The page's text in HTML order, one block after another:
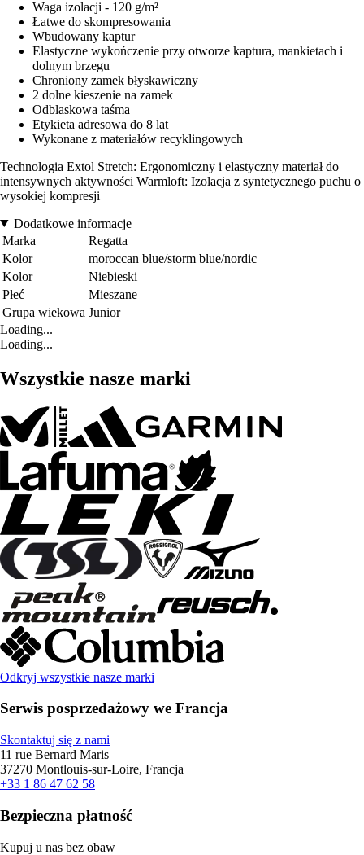
Waga izolacji - 120 g/m²
Łatwe do skompresowania
Wbudowany kaptur
Elastyczne wykończenie przy otworze kaptura, mankietach i
dolnym brzegu
Chroniony zamek błyskawiczny
2 dolne kieszenie na zamek
Odblaskowa taśma
Etykieta adresowa do 8 lat
Wykonane z materiałów recyklingowych
Technologia Extol Stretch: Ergonomiczny i elastyczny materiał do
intensywnych aktywności Warmloft: Izolacja z syntetycznego puchu o
wysokiej kompresji
Dodatkowe informacje
Marka
Regatta
Kolor
moroccan blue/storm blue/nordic
Kolor
Niebieski
Płeć
Mieszane
Grupa wiekowa Junior
Loading...
Loading...
Wszystkie nasze marki
Odkryj wszystkie nasze marki
Serwis posprzedażowy we Francja
Skontaktuj się z nami
11 rue Bernard Maris
37270 Montlouis-sur-Loire, Francja
+33 1 86 47 62 58
Bezpieczna płatność
Kupuj u nas bez obaw